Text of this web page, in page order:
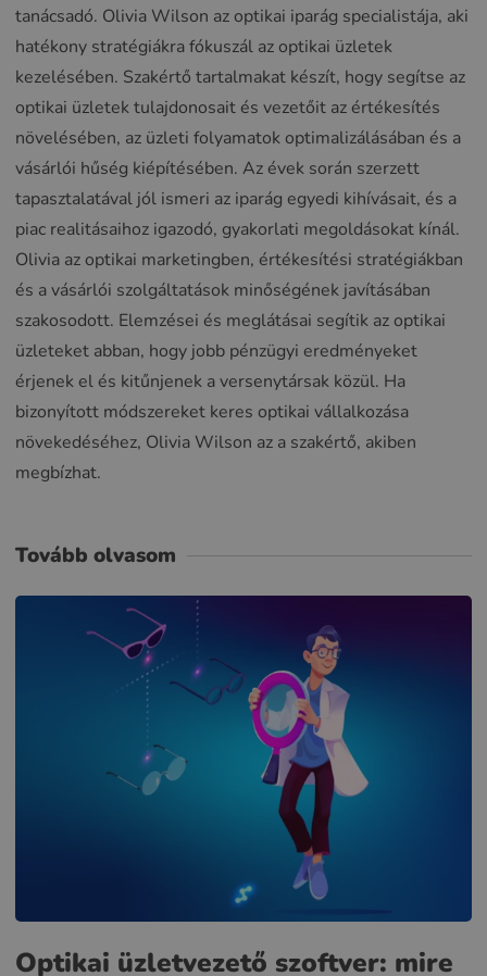
tanácsadó. Olivia Wilson az optikai iparág specialistája, aki
hatékony stratégiákra fókuszál az optikai üzletek
kezelésében. Szakértő tartalmakat készít, hogy segítse az
optikai üzletek tulajdonosait és vezetőit az értékesítés
növelésében, az üzleti folyamatok optimalizálásában és a
vásárlói hűség kiépítésében. Az évek során szerzett
tapasztalatával jól ismeri az iparág egyedi kihívásait, és a
piac realitásaihoz igazodó, gyakorlati megoldásokat kínál.
Olivia az optikai marketingben, értékesítési stratégiákban
és a vásárlói szolgáltatások minőségének javításában
szakosodott. Elemzései és meglátásai segítik az optikai
üzleteket abban, hogy jobb pénzügyi eredményeket
érjenek el és kitűnjenek a versenytársak közül. Ha
bizonyított módszereket keres optikai vállalkozása
növekedéséhez, Olivia Wilson az a szakértő, akiben
megbízhat.
Tovább olvasom
Optikai üzletvezető szoftver: mire